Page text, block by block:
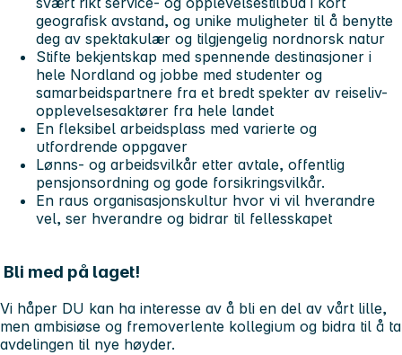
geografisk avstand, og unike muligheter til å benytte
deg av spektakulær og tilgjengelig nordnorsk natur
Stifte bekjentskap med spennende destinasjoner i
hele Nordland og jobbe med studenter og
samarbeidspartnere fra et bredt spekter av reiseliv-
opplevelsesaktører fra hele landet
En fleksibel arbeidsplass med varierte og
utfordrende oppgaver
Lønns- og arbeidsvilkår etter avtale, offentlig
pensjonsordning og gode forsikringsvilkår.
En raus organisasjonskultur hvor vi vil hverandre
vel, ser hverandre og bidrar til fellesskapet
Bli med på laget!
Vi håper DU kan ha interesse av å bli en del av vårt lille,
men ambisiøse og fremoverlente kollegium og bidra til å ta
avdelingen til nye høyder.